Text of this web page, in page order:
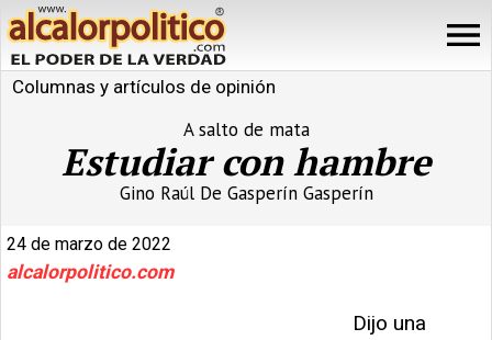
Columnas y artículos de opinión
A salto de mata
Estudiar con hambre
Gino Raúl De Gasperín Gasperín
24 de marzo de 2022
alcalorpolitico.com
Dijo una